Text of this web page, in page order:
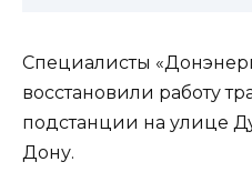
Специалисты
восстановили работу
подстанции на улице
Дону.